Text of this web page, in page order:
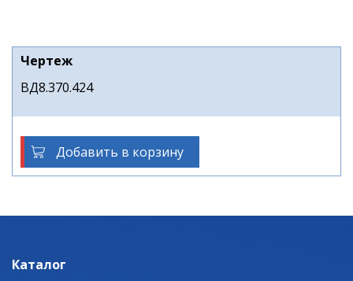
Чертеж
ВД8.370.424
Добавить в корзину
Каталог